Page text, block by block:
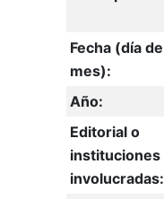
Fecha (día de
mes):
Año:
Editorial o
instituciones
involucradas: